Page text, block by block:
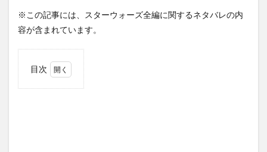
Streamingdevice
streaminggame
StreamingMusic
StreamingSarvis
Streamingサービス
Streaming動画
StremingMusic
※この記事には、スターウォーズ全編に関するネタバレの内
容が含まれています。
目次